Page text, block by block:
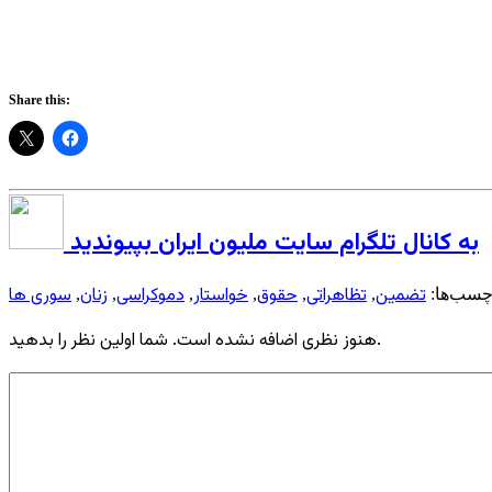
Share this:
به کانال تلگرام سایت ملیون ایران بپیوندید
تضمین, تظاهراتی, حقوق, خواستار, دموکراسی, زنان, سوری ها
هنوز نظری اضافه نشده است. شما اولین نظر را بدهید.